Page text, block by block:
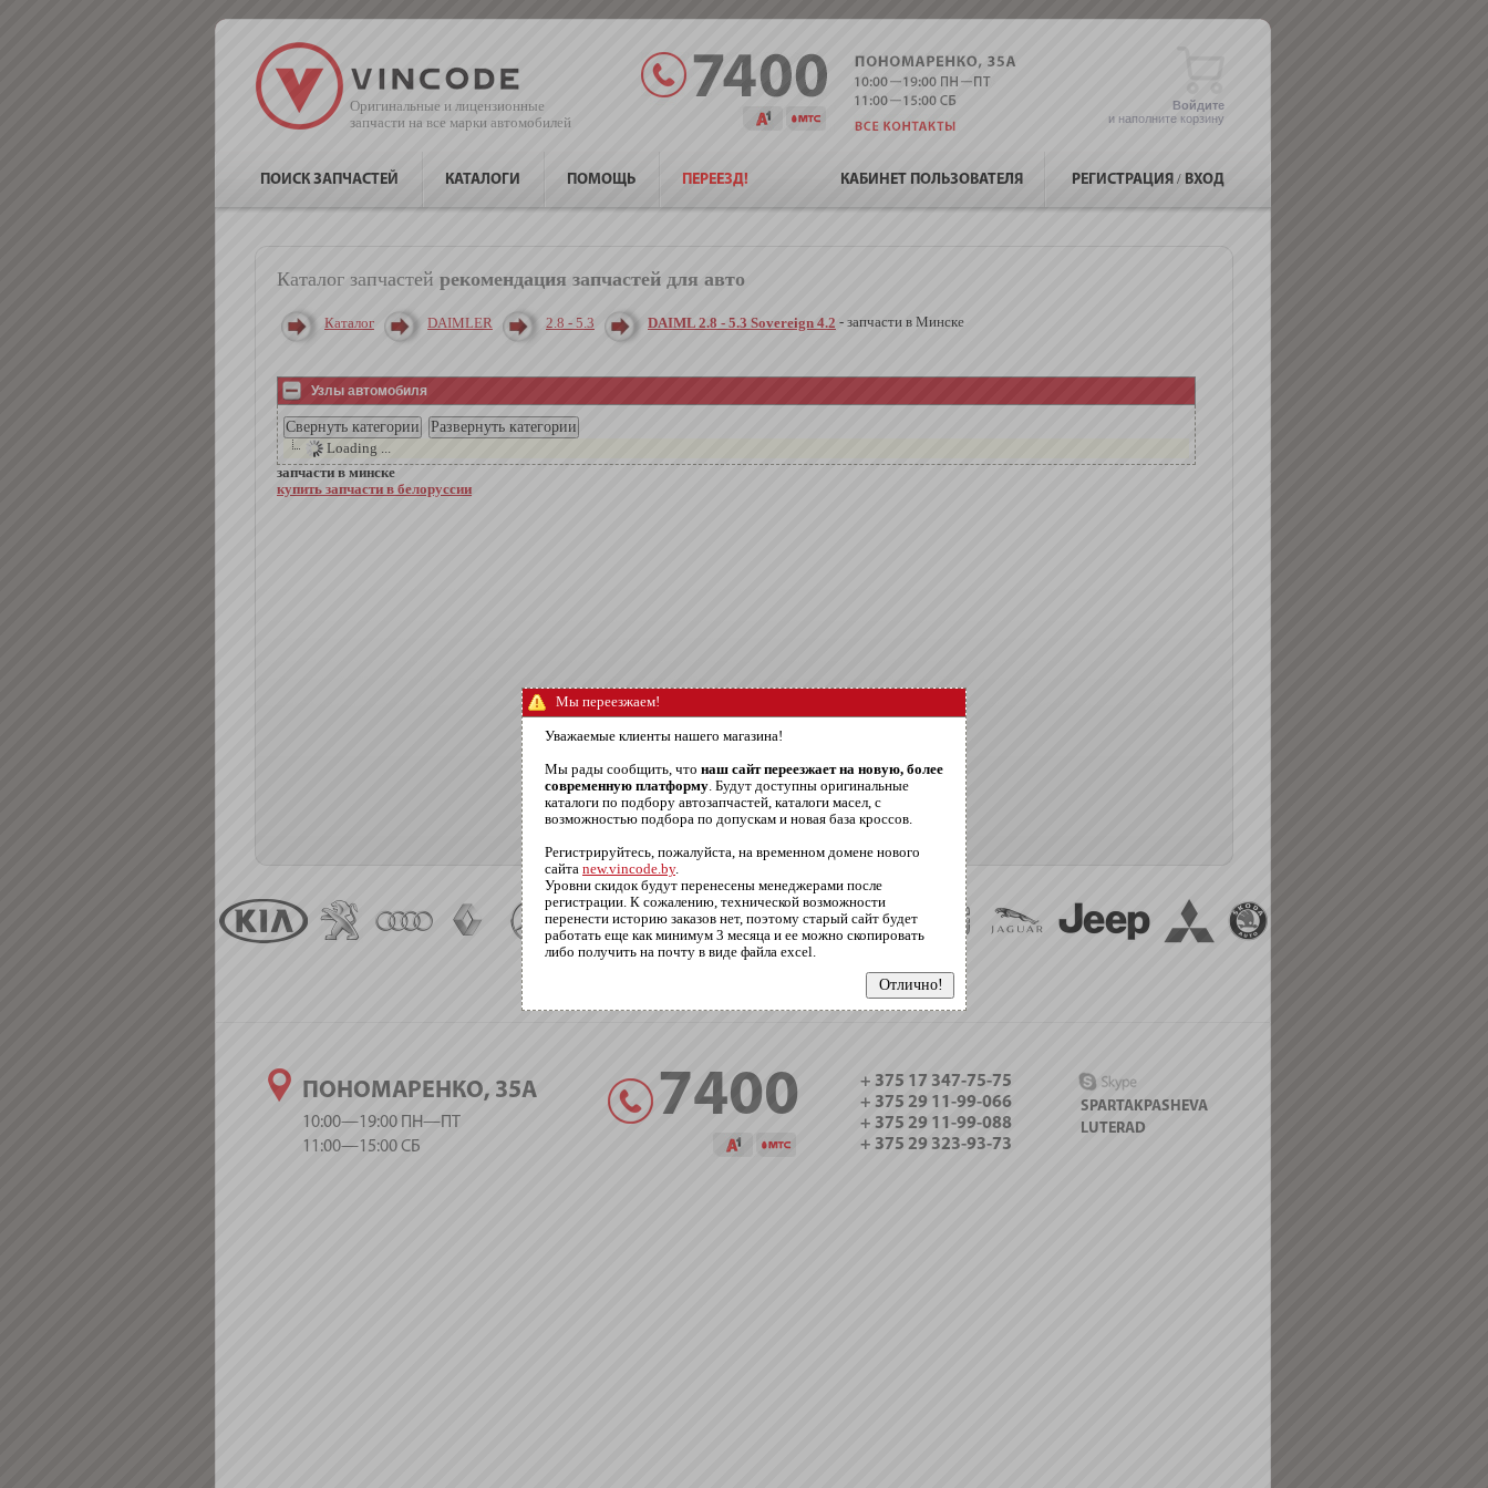
Оригинальные и лицензионные
запчасти на все марки автомобилей
Войдите
и наполните корзину
РЕГИСТРАЦИЯ / ВХОД
ПОИСК ЗАПЧАСТЕЙ КАТАЛОГИ ПОМОЩЬ ПЕРЕЕЗД! КАБИНЕТ ПОЛЬЗОВАТЕЛЯ
Каталог запчастей рекомендация запчастей для авто
Мы переезжаем!
Уважаемые клиенты нашего магазина!
Мы рады сообщить, что наш сайт переезжает на новую, более
современную платформу . Будут доступны оригинальные
каталоги по подбору автозапчастей, каталоги масел, с
возможностью подбора по допускам и новая база кроссов.
Регистрируйтесь, пожалуйста, на временном домене нового
сайта new.vincode.by.
Уровни скидок будут перенесены менеджерами после
регистрации. К сожалению, технической возможности
перенести историю заказов нет, поэтому старый сайт будет
работать еще как минимум 3 месяца и ее можно скопировать
либо получить на почту в виде файла excel.
Каталог DAIMLER 2.8 - 5.3 DAIML 2.8 - 5.3 Sovereign 4.2 - запчасти в Минске
Узлы автомобиля
Loading ...
запчасти в минске
купить запчасти в белоруссии
ПОНОМАРЕНКО, 35А
10:00—19:00 ПН—ПТ
11:00—15:00 СБ
7400
+ 375 17 347-75-75
+ 375 29 11-99-066
+ 375 29 11-99-088
+ 375 29 323-93-73
SPARTAKPASHEVA
LUTERAD